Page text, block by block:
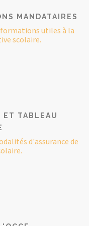
MANDATAIRES
utiles à la
scolaire.
ET TABLEAU
d'assurance de